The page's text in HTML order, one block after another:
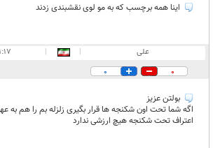
اینا همه برچسب که به مو لوی نقشبندی زدند
علی |
|
۲۱:۱۷ -
0
0
بولتن عزیز
اگه شما تحت اون شکنجه ها قرار بگیری زلزله بم را هم به
اعتراف تحت شکنجه هیچ ارزشی ندارد